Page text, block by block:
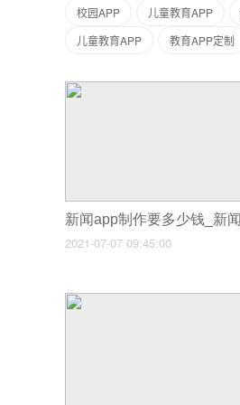
校园APP 儿童教育APP
儿童教育APP
教育APP定制
2021-07-07 09:45:00